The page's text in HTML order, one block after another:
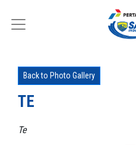
Back to Photo Gallery
TE
Te